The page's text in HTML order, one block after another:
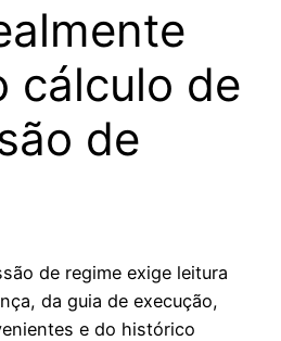
cálculo de
de
de regime exige leitura
da guia de execução,
e do histórico